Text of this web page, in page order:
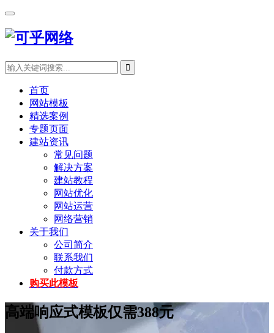
首页
网站模板
精选案例
专题页面
建站资讯
常见问题
解决方案
建站教程
网站优化
网站运营
网络营销
关于我们
公司简介
联系我们
付款方式
购买此模板
高端响应式模板仅需388元